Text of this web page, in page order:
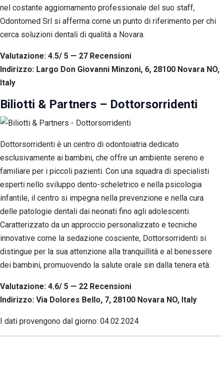
nel costante aggiornamento professionale del suo staff,
Odontomed Srl si afferma come un punto di riferimento per chi
cerca soluzioni dentali di qualità a Novara.
Valutazione: 4.5/ 5 — 27 Recensioni
Indirizzo: Largo Don Giovanni Minzoni, 6, 28100 Novara NO,
Italy
Biliotti & Partners – Dottorsorridenti
Dottorsorridenti è un centro di odontoiatria dedicato
esclusivamente ai bambini, che offre un ambiente sereno e
familiare per i piccoli pazienti. Con una squadra di specialisti
esperti nello sviluppo dento-scheletrico e nella psicologia
infantile, il centro si impegna nella prevenzione e nella cura
delle patologie dentali dai neonati fino agli adolescenti.
Caratterizzato da un approccio personalizzato e tecniche
innovative come la sedazione cosciente, Dottorsorridenti si
distingue per la sua attenzione alla tranquillità e al benessere
dei bambini, promuovendo la salute orale sin dalla tenera età.
Valutazione: 4.6/ 5 — 22 Recensioni
Indirizzo: Via Dolores Bello, 7, 28100 Novara NO, Italy
I dati provengono dal giorno: 04.02.2024